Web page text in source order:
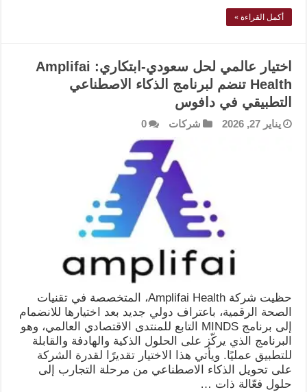
أكمل القراءة »
اختيار عالمي لحل سعودي-ابتكاري: Amplifai
Health تنضم لبرنامج الذكاء الاصطناعي
التطبيقي في دافوس
يناير 27, 2026 شركات 0
حظيت شركة Amplifai Health، المتخصصة في تقنيات
الصحة الرقمية، باعتراف دولي جديد بعد اختيارها للانضمام
إلى برنامج MINDS التابع للمنتدى الاقتصادي العالمي، وهو
البرنامج الذي يركّز على الحلول الذكية والهادفة والقابلة
للتطبيق عمليًا. ويأتي هذا الاختيار تقديرًا لقدرة الشركة
على تحويل الذكاء الاصطناعي من مرحلة التجارب إلى
حلول فعّالة ذات …